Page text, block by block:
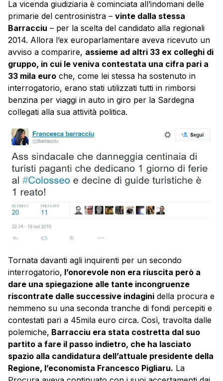
La vicenda giudiziaria è cominciata all’indomani delle
primarie del centrosinistra – vinte dalla stessa
Barracciu – per la scelta del candidato alla regionali
2014. Allora l’ex europarlamentare aveva ricevuto un
avviso a comparire, assieme ad altri 33 ex colleghi di
gruppo, in cui le veniva contestata una cifra pari a
33 mila euro che, come lei stessa ha sostenuto in
interrogatorio, erano stati utilizzati tutti in rimborsi
benzina per viaggi in auto in giro per la Sardegna
collegati alla sua attività politica.
Tornata davanti agli inquirenti per un secondo
interrogatorio, l’onorevole non era riuscita però a
dare una spiegazione alle tante incongruenze
riscontrate dalle successive indagini della procura e
nemmeno su una seconda tranche di fondi percepiti e
contestati pari a 45mila euro circa. Così, travolta dalle
polemiche, Barracciu era stata costretta dal suo
partito a fare il passo indietro, che ha lasciato
spazio alla candidatura dell’attuale presidente della
Regione, l’economista Francesco Pigliaru. La